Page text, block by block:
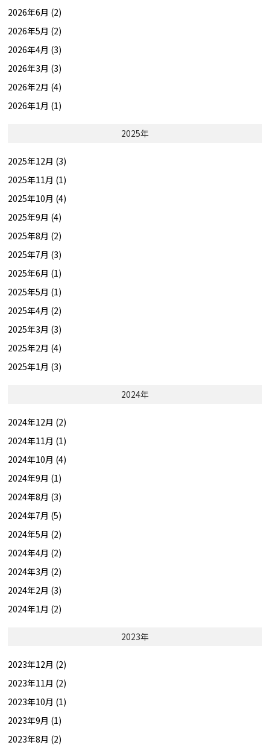
2026年6月 (2)
2026年5月 (2)
2026年4月 (3)
2026年3月 (3)
2026年2月 (4)
2026年1月 (1)
2025年
2025年12月 (3)
2025年11月 (1)
2025年10月 (4)
2025年9月 (4)
2025年8月 (2)
2025年7月 (3)
2025年6月 (1)
2025年5月 (1)
2025年4月 (2)
2025年3月 (3)
2025年2月 (4)
2025年1月 (3)
2024年
2024年12月 (2)
2024年11月 (1)
2024年10月 (4)
2024年9月 (1)
2024年8月 (3)
2024年7月 (5)
2024年5月 (2)
2024年4月 (2)
2024年3月 (2)
2024年2月 (3)
2024年1月 (2)
2023年
2023年12月 (2)
2023年11月 (2)
2023年10月 (1)
2023年9月 (1)
2023年8月 (2)